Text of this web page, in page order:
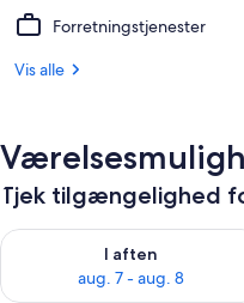
Forretningstjenester
Vis alle
Tjek tilgængelighed
I aften
aug. 7 - aug. 8
Tjek tilgængelighed for i